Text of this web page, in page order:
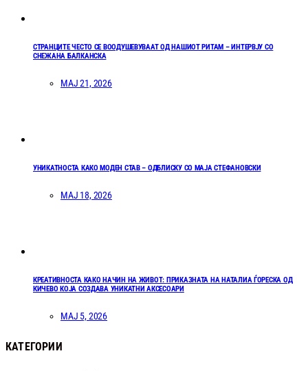
СТРАНЦИТЕ ЧЕСТО СЕ ВООДУШЕВУВААТ ОД НАШИОТ РИТАМ – ИНТЕРВЈУ СО
СНЕЖАНА БАЛКАНСКА
МАЈ 21, 2026
УНИКАТНОСТА КАКО МОДЕН СТАВ – ОДБЛИСКУ СО МАЈА СТЕФАНОВСКИ
МАЈ 18, 2026
КРЕАТИВНОСТА КАКО НАЧИН НА ЖИВОТ: ПРИКАЗНАТА НА НАТАЛИА ЃОРЕСКА ОД
КИЧЕВО КОЈА СОЗДАВА УНИКАТНИ АКСЕСОАРИ
МАЈ 5, 2026
КАТЕГОРИИ